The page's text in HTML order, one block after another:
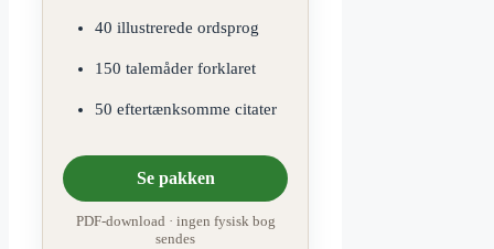
40 illustrerede ordsprog
150 talemåder forklaret
50 eftertænksomme citater
Se pakken
PDF-download · ingen fysisk bog
sendes